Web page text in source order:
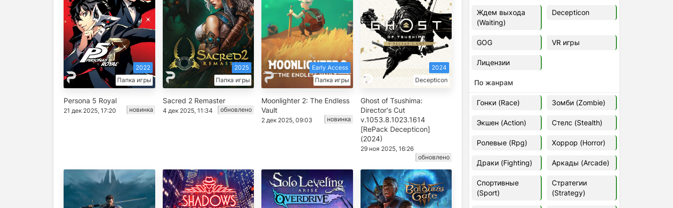
Папка игры
2022
Persona 5 Royal
21 дек 2025, 17:20 новинка
Папка игры
2025
Sacred 2 Remaster
4 дек 2025, 11:34 обновлено
Папка игры
Early Access
Moonlighter 2: The Endless
Vault
2 дек 2025, 09:03 новинка
Decepticon
2024
Ghost of Tsushima:
Director's Cut
v.1053.8.1023.1614
[RePack Decepticon]
(2024)
29 ноя 2025, 16:26
обновлено
Cyberpunk 2077
49.4 GB
Ghost of Tsushima: Director's Cut
v.1053.9.0623.1807 [Папка
Euro Truck Simulator 2 v.1.60.1.7s
[Папка игры] (2012)
37,77 Гб
Forza Horizon 5 v.688.044
[Папка игры] (2021)
2021
Ждем выхода
(Waiting)
Decepticon
GOG VR игры
Лицензии
По жанрам
Гонки (Race) Зомби (Zombie)
Экшен (Action) Стелс (Stealth)
Ролевые (Rpg) Хоррор (Horror)
Драки (Fighting) Аркады (Arcade)
Спортивные
(Sport)
Стратегии
(Strategy)